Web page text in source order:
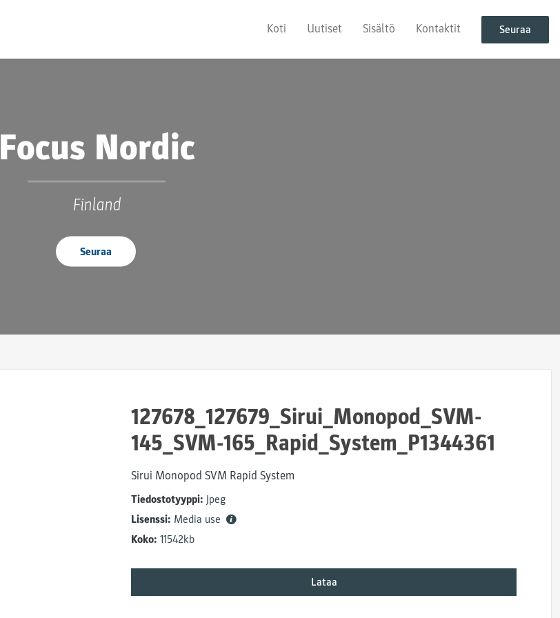
Koti Uutiset Sisältö Kontaktit Seuraa
Focus Nordic
Finland
Seuraa
127678_127679_Sirui_Monopod_SVM-
145_SVM-165_Rapid_System_P1344361
Sirui Monopod SVM Rapid System
Tiedostotyyppi: Jpeg
Lisenssi: Media use
Koko: 11542kb
Lataa